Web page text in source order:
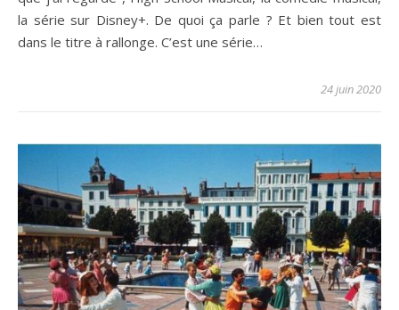
la série sur Disney+. De quoi ça parle ? Et bien tout est
dans le titre à rallonge. C’est une série…
24 juin 2020